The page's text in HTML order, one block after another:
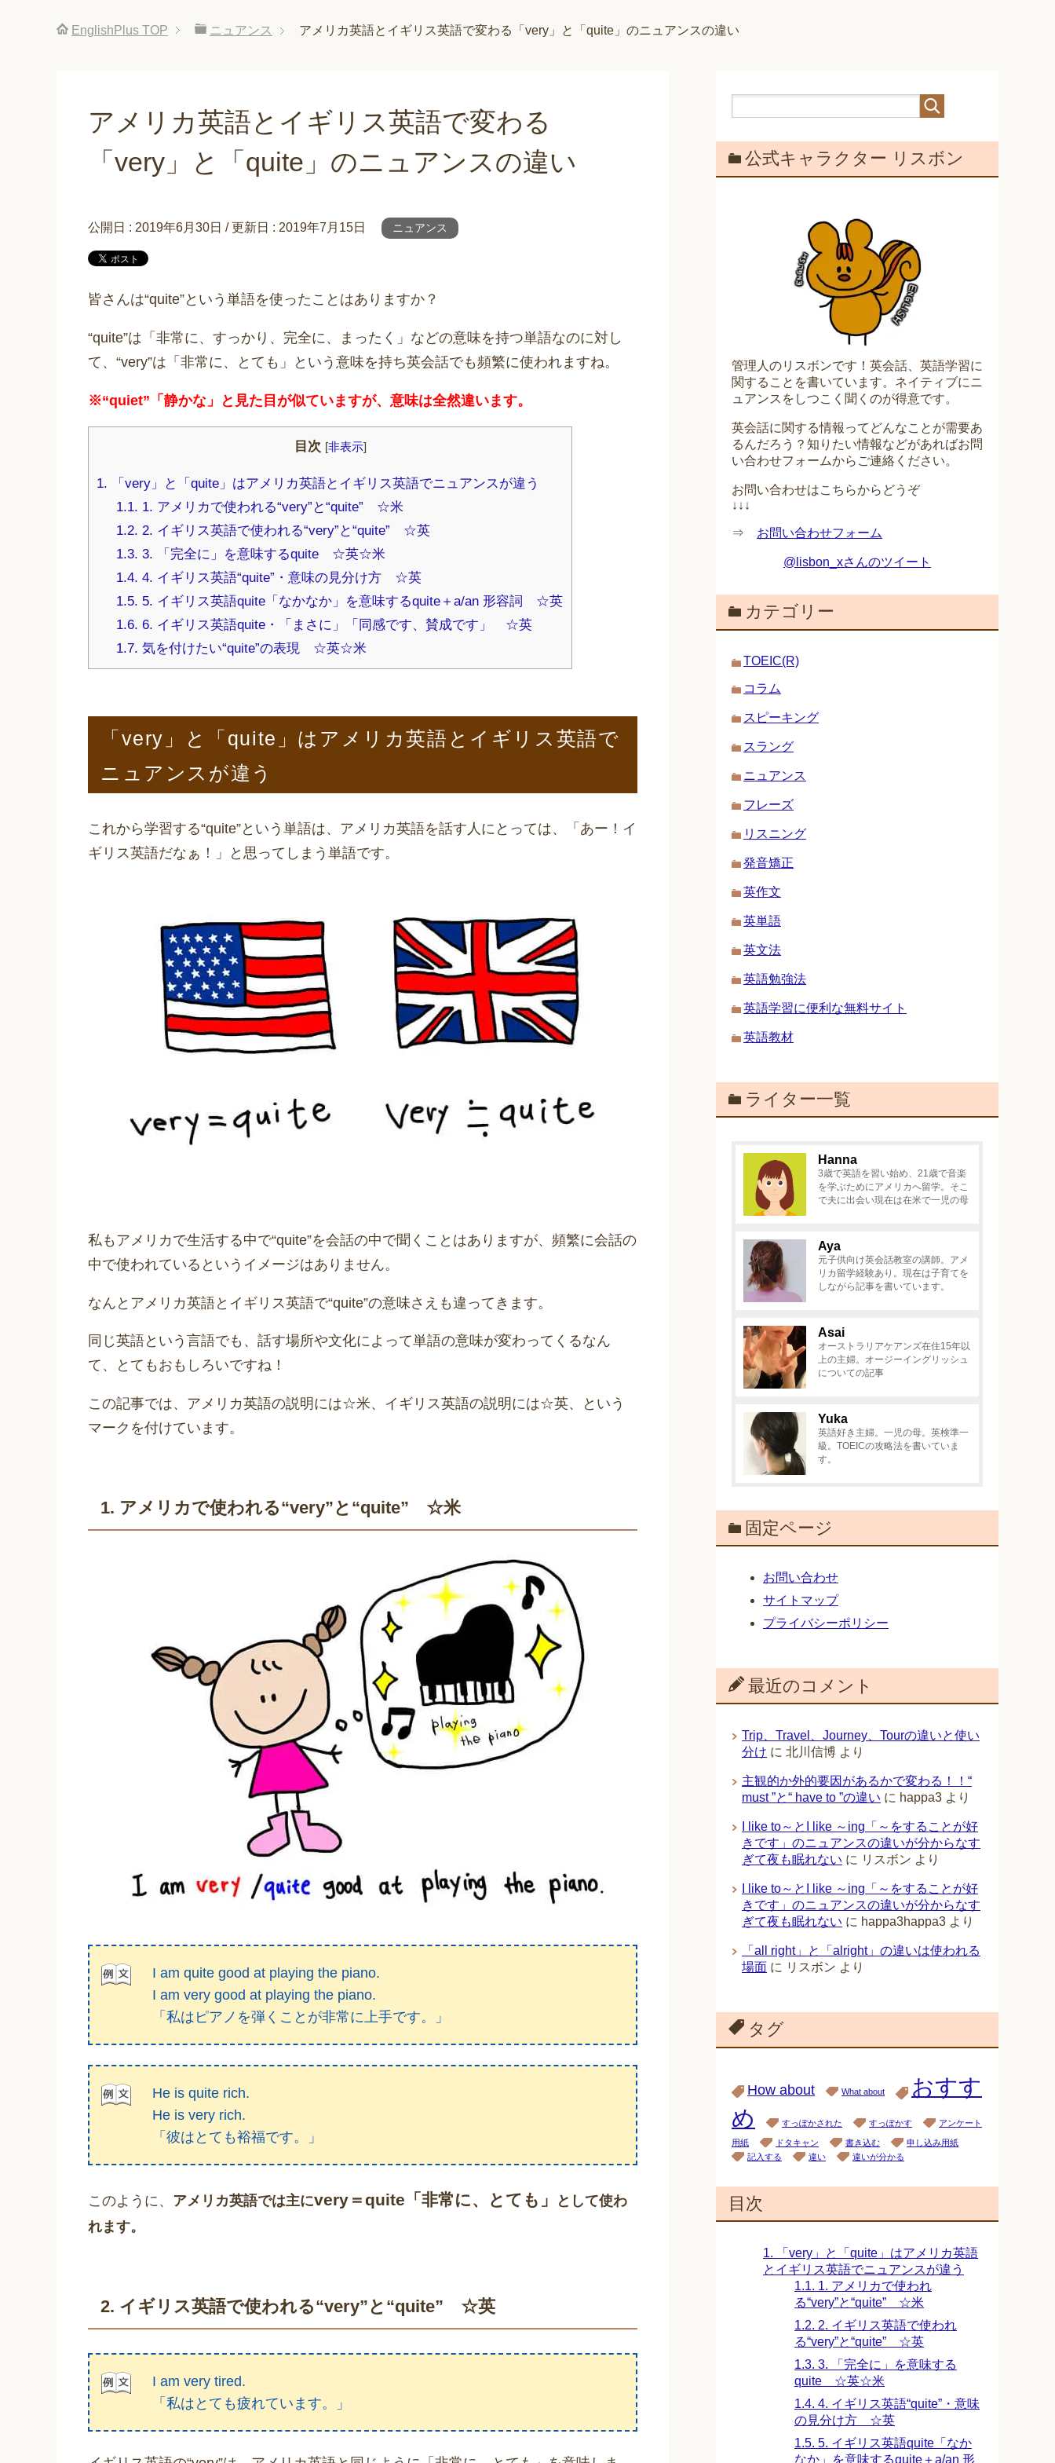
EnglishPlus TOP ニュアンス アメリカ英語とイギリス英語で変わる「very」と「quite」のニュアンスの違い
アメリカ英語とイギリス英語で変わる
「very」と「quite」のニュアンスの違い
公開日 : 2019年6月30日 / 更新日 : 2019年7月15日 ニュアンス
皆さんは“quite”という単語を使ったことはありますか？
“quite”は「非常に、すっかり、完全に、まったく」などの意味を持つ単語なのに対し
て、“very”は「非常に、とても」という意味を持ち英会話でも頻繁に使われますね。
※“quiet”「静かな」と見た目が似ていますが、意味は全然違います。
目次 [非表示]
1. 「very」と「quite」はアメリカ英語とイギリス英語でニュアンスが違う
1.1. 1. アメリカで使われる“very”と“quite” ☆米
1.2. 2. イギリス英語で使われる“very”と“quite” ☆英
1.3. 3. 「完全に」を意味するquite ☆英☆米
1.4. 4. イギリス英語“quite”・意味の見分け方 ☆英
1.5. 5. イギリス英語quite「なかなか」を意味するquite＋a/an 形容詞 ☆英
1.6. 6. イギリス英語quite・「まさに」「同感です、賛成です」 ☆英
1.7. 気を付けたい“quite”の表現 ☆英☆米
「very」と「quite」はアメリカ英語とイギリス英語で
ニュアンスが違う
これから学習する“quite”という単語は、アメリカ英語を話す人にとっては、「あー！イ
ギリス英語だなぁ！」と思ってしまう単語です。
私もアメリカで生活する中で“quite”を会話の中で聞くことはありますが、頻繁に会話の
中で使われているというイメージはありません。
なんとアメリカ英語とイギリス英語で“quite”の意味さえも違ってきます。
同じ英語という言語でも、話す場所や文化によって単語の意味が変わってくるなん
て、とてもおもしろいですね！
この記事では、アメリカ英語の説明には☆米、イギリス英語の説明には☆英、という
マークを付けています。
1. アメリカで使われる“very”と“quite” ☆米
I am quite good at playing the piano.
I am very good at playing the piano.
「私はピアノを弾くことが非常に上手です。」
He is quite rich.
He is very rich.
「彼はとても裕福です。」
このように、 アメリカ英語では主にvery＝quite「非常に、とても」
として使わ
れます。
2. イギリス英語で使われる“very”と“quite” ☆英
I am very tired.
「私はとても疲れています。」
公式キャラクター リスボン
管理人のリスボンです！英会話、英語学習に
関することを書いています。ネイティブにニ
ュアンスをしつこく聞くのが得意です。
英会話に関する情報ってどんなことが需要あ
るんだろう？知りたい情報などがあればお問
い合わせフォームからご連絡ください。
お問い合わせはこちらからどうぞ
↓↓↓
⇒ お問い合わせフォーム
@lisbon_xさんのツイート
カテゴリー
TOEIC(R)
コラム
スピーキング
スラング
ニュアンス
フレーズ
リスニング
発音矯正
英作文
英単語
英文法
英語勉強法
英語学習に便利な無料サイト
英語教材
ライター一覧
Hanna
3歳で英語を習い始め、21歳で音楽
を学ぶためにアメリカへ留学。そこ
で夫に出会い現在は在米で一児の母
Aya
元子供向け英会話教室の講師。アメ
リカ留学経験あり。現在は子育てを
しながら記事を書いています。
Asai
オーストラリアケアンズ在住15年以
上の主婦。オージーイングリッシュ
についての記事
Yuka
英語好き主婦。一児の母。英検準一
級。TOEICの攻略法を書いていま
す。
固定ページ
お問い合わせ
サイトマップ
プライバシーポリシー
最近のコメント
Trip、Travel、Journey、Tourの違いと使い
分け に 北川信博 より
主観的か外的要因があるかで変わる！！“
must ”と“ have to ”の違い に happa3 より
I like to～とI like ～ing「～をすることが好
きです」のニュアンスの違いが分からなす
ぎて夜も眠れない に リスボン より
I like to～とI like ～ing「～をすることが好
きです」のニュアンスの違いが分からなす
ぎて夜も眠れない に happa3happa3 より
「all right」と「alright」の違いは使われる
場面 に リスボン より
タグ
How about What about
おすす
め
すっぽかされた すっぽかす アンケート
用紙 ドタキャン 書き込む
申し込み用紙
記入する
違い 違いが分かる
目次
1. 「very」と「quite」はアメリカ英語
とイギリス英語でニュアンスが違う
1.1. 1. アメリカで使われ
る“very”と“quite” ☆米
1.2. 2. イギリス英語で使われ
る“very”と“quite” ☆英
1.3. 3. 「完全に」を意味する
quite ☆英☆米
1.4. 4. イギリス英語“quite”・意味
の見分け方 ☆英
1.5. 5. イギリス英語quite「なか
なか」を意味するquite＋a/an 形